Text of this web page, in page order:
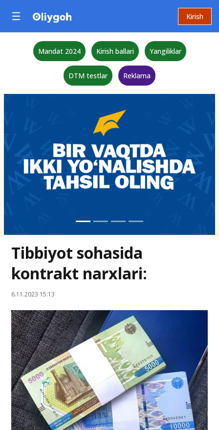
Kirish
Mandat 2024 Kirish ballari Yangiliklar
DTM testlar Reklama
Tibbiyot sohasida
kontrakt narxlari:
6.11.2023 15:13